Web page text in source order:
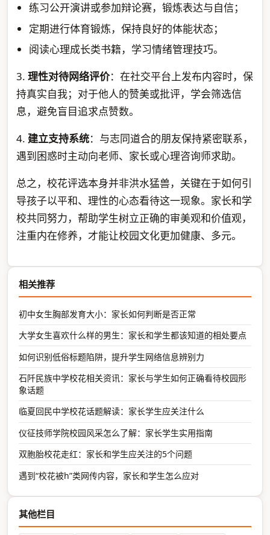
练习公开演讲或参加辩论赛，锻炼表达与自信；
定期进行体育锻炼，保持良好的体能状态；
阅读心理成长类书籍，学习情绪管理技巧。
3. 理性对待网络评价：在社交平台上发布内容时，保
持真实自我；对于他人的赞美或批评，学会筛选信
息，避免盲目追求点赞数。
4. 建立支持系统：与志同道合的朋友保持紧密联系，
遇到困惑时主动向老师、家长或心理咨询师求助。
总之，校花评选本身并非洪水猛兽，关键在于如何引
导孩子以平和、理性的心态看待这一现象。家长和学
校共同努力，帮助学生树立正确的审美观和价值观，
注重内在修养，才能让校园文化更加健康、多元。
相关推荐
初中女生胸部发育大小：家长如何判断是否正常
大学女生喜欢什么样的男生：家长和学生都该知道的相处要点
如何识别低俗标题陷阱，提升学生网络信息辨别力
石阡民族中学校花相关资讯：家长与学生如何正确看待校园形
象话题
临夏回民中学校花话题解读：家长学生应关注什么
仪征技师学院校园风采怎么了解：家长学生实用指南
双胞胎校花走红：家长和学生应关注的5个问题
遇到“校花被h”类网传内容，家长和学生怎么应对
其他栏目